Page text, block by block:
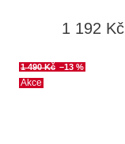
1 192 Kč
Akce
1 490 Kč –13 %